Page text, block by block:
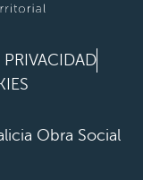
Obra Social